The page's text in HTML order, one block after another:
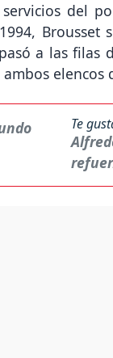
del
Brousset
a las filas
elencos
Te